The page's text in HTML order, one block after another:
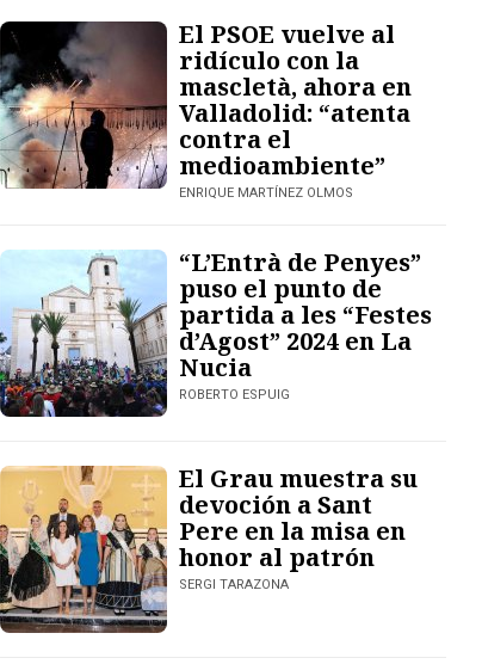
El PSOE vuelve al
ridículo con la
mascletà, ahora en
Valladolid: “atenta
contra el
medioambiente”
ENRIQUE MARTÍNEZ OLMOS
“L’Entrà de Penyes”
puso el punto de
partida a les “Festes
d’Agost” 2024 en La
Nucia
ROBERTO ESPUIG
El Grau muestra su
devoción a Sant
Pere en la misa en
honor al patrón
SERGI TARAZONA